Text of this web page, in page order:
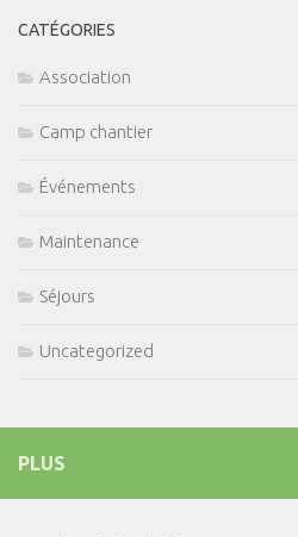
CATÉGORIES
Association
Camp chantier
Événements
Maintenance
Séjours
Uncategorized
PLUS